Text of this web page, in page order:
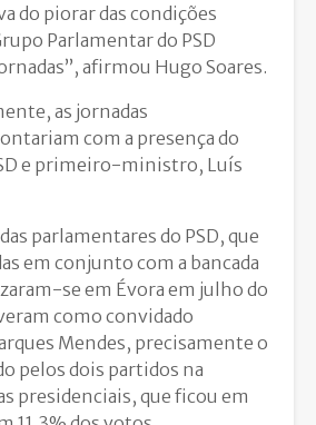
do piorar das condições
Parlamentar do PSD
afirmou Hugo Soares.
as jornadas
com a presença do
e primeiro-ministro, Luís
parlamentares do PSD, que
em conjunto com a bancada
se em Évora em julho do
como convidado
Mendes, precisamente o
pelos dois partidos na
presidenciais, que ficou em